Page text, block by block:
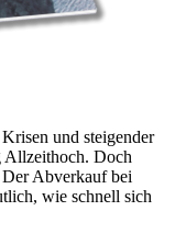
und steigender
Allzeithoch. Doch
Der Abverkauf bei
wie schnell sich